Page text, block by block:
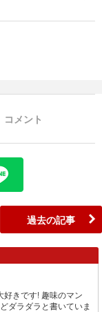
コメント
過去の記事
好きです! 趣味のマン
ダラダラと書いていま